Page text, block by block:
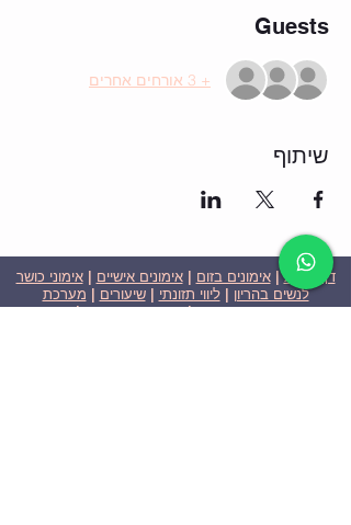
Guests
+ 3 אורחים אחרים
שיתוף
דף הבית|אימונים בזום |אימונים אישיים |אימוני כושר
לנשים בהריון |ליווי תזונתי |שיעורים | מערכת
שבועית-אימונים בזום|תוכניות ומחירים|סרטוני